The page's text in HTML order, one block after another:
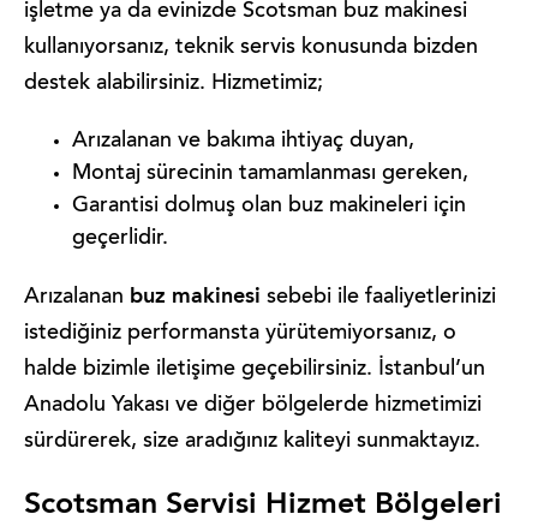
işletme ya da evinizde Scotsman buz makinesi
kullanıyorsanız, teknik servis konusunda bizden
destek alabilirsiniz. Hizmetimiz;
Arızalanan ve bakıma ihtiyaç duyan,
Montaj sürecinin tamamlanması gereken,
Garantisi dolmuş olan buz makineleri için
geçerlidir.
Arızalanan buz makinesi sebebi ile faaliyetlerinizi
istediğiniz performansta yürütemiyorsanız, o
halde bizimle iletişime geçebilirsiniz. İstanbul’un
Anadolu Yakası ve diğer bölgelerde hizmetimizi
sürdürerek, size aradığınız kaliteyi sunmaktayız.
Scotsman Servisi Hizmet Bölgeleri